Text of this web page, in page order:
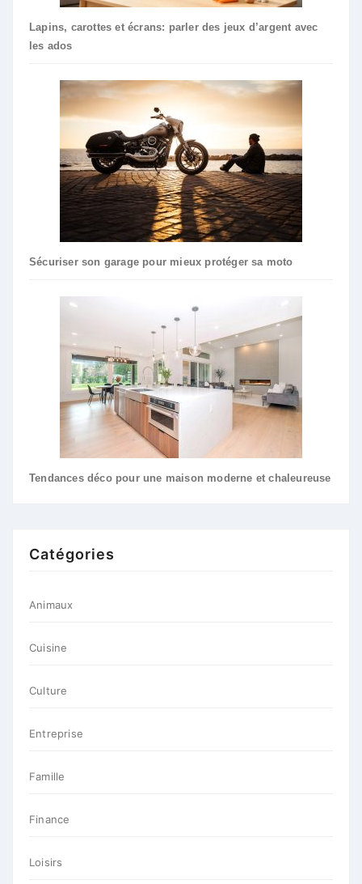
Lapins, carottes et écrans: parler des jeux d’argent avec
les ados
Sécuriser son garage pour mieux protéger sa moto
Tendances déco pour une maison moderne et chaleureuse
Catégories
Animaux
Cuisine
Culture
Entreprise
Famille
Finance
Loisirs